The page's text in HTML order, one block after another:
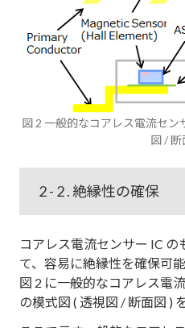
図 2 一般的なコアレス電流セン
図 / 断
2 - 2 . 絶縁性の確保
コアレス電流センサー IC の
て、容易に絶縁性を確保可
図 2 に一般的なコアレス電
の模式図 ( 透視図 / 断面図 )